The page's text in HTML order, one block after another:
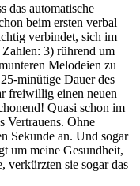
das automatische
beim ersten verbal
verbindet, sich im
3) rührend um
Melodeien zu
minütige Dauer des
freiwillig einen neuen
Quasi schon im
Vertrauens. Ohne
Sekunde an. Und sogar
um meine Gesundheit,
verkürzten sie sogar das